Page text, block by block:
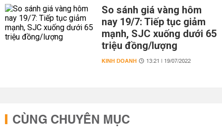
So sánh giá vàng hôm
nay 19/7: Tiếp tục giảm
mạnh, SJC xuống dưới 65
triệu đồng/lượng
KINH DOANH 13:21 | 19/07/2022
CÙNG CHUYÊN MỤC